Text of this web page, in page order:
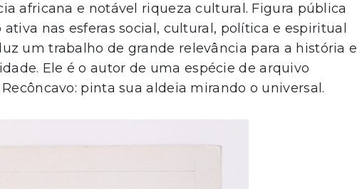
africana e notável riqueza cultural. Figura pública
nas esferas social, cultural, política e espiritual
um trabalho de grande relevância para a história e
Ele é o autor de uma espécie de arquivo
pinta sua aldeia mirando o universal.